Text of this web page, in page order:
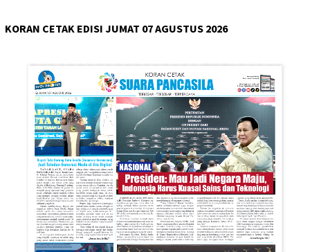
KORAN CETAK EDISI JUMAT 07 AGUSTUS 2026